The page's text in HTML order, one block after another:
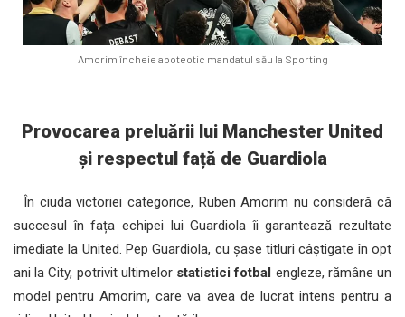
Amorim încheie apoteotic mandatul său la Sporting
Provocarea preluării lui Manchester United
și respectul față de Guardiola
În ciuda victoriei categorice, Ruben Amorim nu consideră că
succesul în fața echipei lui Guardiola îi garantează rezultate
imediate la United. Pep Guardiola, cu șase titluri câștigate în opt
ani la City, potrivit ultimelor statistici fotbal engleze, rămâne un
model pentru Amorim, care va avea de lucrat intens pentru a